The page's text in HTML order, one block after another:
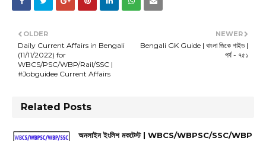
NEWER
Bengali GK Guide | বাংলা জিকে গাইড |
পর্ব - ৭৫১
OLDER
Daily Current Affairs in Bengali
(11/11/2022) for
WBCS/PSC/WBP/Rail/SSC |
#Jobguidee Current Affairs
Related Posts
অনলাইন ইংলিশ মকটেস্ট | WBCS/WBPSC/SSC/WBP